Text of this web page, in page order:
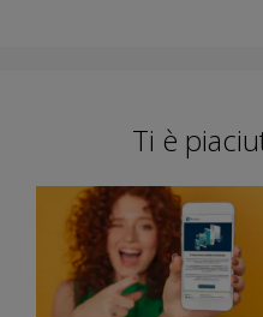
Ti è